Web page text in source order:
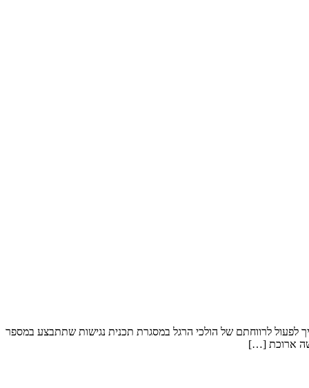
לפעול לרווחתם של הולכי הרגל במסגרת תכנית נגישות שתתבצע במספר
ארוכת […]